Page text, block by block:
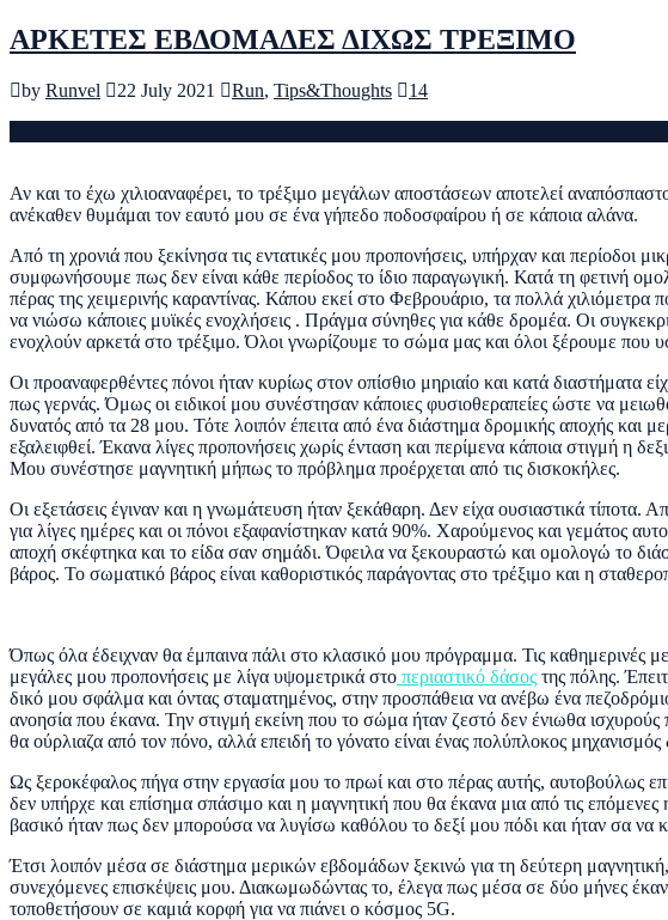
ΑΡΚΕΤΕΣ ΕΒΔΟΜΑΔΕΣ ΔΙΧΩΣ ΤΡΕΞΙΜΟ
by Runvel 22 July 2021 Run, Tips&Thoughts 14
Αν και το έχω χιλιοαναφέρει, το τρέξιμο μεγάλων αποστάσεων αποτελεί
ανέκαθεν θυμάμαι τον εαυτό μου σε ένα γήπεδο ποδοσφαίρου ή σε κάποια αλάνα.
Από τη χρονιά που ξεκίνησα τις εντατικές μου προπονήσεις, υπήρχαν και
συμφωνήσουμε πως δεν είναι κάθε περίοδος το ίδιο παραγωγική. Κατά τη φετινή
πέρας της χειμερινής καραντίνας. Κάπου εκεί στο Φεβρουάριο, τα πολλά
να νιώσω κάποιες μυϊκές ενοχλήσεις . Πράγμα σύνηθες για κάθε δρομέα. Οι
ενοχλούν αρκετά στο τρέξιμο. Όλοι γνωρίζουμε το σώμα μας και όλοι ξέρουμε που
Οι προαναφερθέντες πόνοι ήταν κυρίως στον οπίσθιο μηριαίο και κατά διαστήματα
πως γερνάς. Όμως οι ειδικοί μου συνέστησαν κάποιες φυσιοθεραπείες ώστε να
δυνατός από τα 28 μου. Τότε λοιπόν έπειτα από ένα διάστημα δρομικής αποχής και
εξαλειφθεί. Έκανα λίγες προπονήσεις χωρίς ένταση και περίμενα κάποια στιγμή η
Μου συνέστησε μαγνητική μήπως το πρόβλημα προέρχεται από τις δισκοκήλες.
Οι εξετάσεις έγιναν και η γνωμάτευση ήταν ξεκάθαρη. Δεν είχα ουσιαστικά
για λίγες ημέρες και οι πόνοι εξαφανίστηκαν κατά 90%. Χαρούμενος και γεμάτος
αποχή σκέφτηκα και το είδα σαν σημάδι. Όφειλα να ξεκουραστώ και ομολογώ το
βάρος. Το σωματικό βάρος είναι καθοριστικός παράγοντας στο τρέξιμο και η
Όπως όλα έδειχναν θα έμπαινα πάλι στο κλασικό μου πρόγραμμα. Τις καθημερινές
μεγάλες μου προπονήσεις με λίγα υψομετρικά στο περιαστικό δάσος της πόλης.
δικό μου σφάλμα και όντας σταματημένος, στην προσπάθεια να ανέβω ένα
ανοησία που έκανα. Την στιγμή εκείνη που το σώμα ήταν ζεστό δεν ένιωθα
θα ούρλιαζα από τον πόνο, αλλά επειδή το γόνατο είναι ένας πολύπλοκος
Ως ξεροκέφαλος πήγα στην εργασία μου το πρωί και στο πέρας αυτής, αυτοβούλως
δεν υπήρχε και επίσημα σπάσιμο και η μαγνητική που θα έκανα μια από τις
βασικό ήταν πως δεν μπορούσα να λυγίσω καθόλου το δεξί μου πόδι και ήταν σα να
Έτσι λοιπόν μέσα σε διάστημα μερικών εβδομάδων ξεκινώ για τη δεύτερη
συνεχόμενες επισκέψεις μου. Διακωμωδώντας το, έλεγα πως μέσα σε δύο μήνες
τοποθετήσουν σε καμιά κορφή για να πιάνει ο κόσμος 5G.